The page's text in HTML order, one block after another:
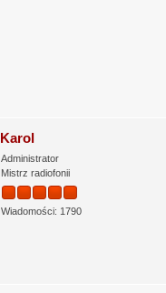
Karol
Administrator
Mistrz radiofonii
Wiadomości: 1790